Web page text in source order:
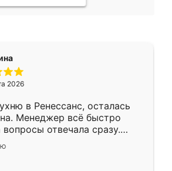
2026
в Ренессанс, осталась
Менеджер всё быстро
вопросы отвечала сразу.
в субботу, подошёл к
Собрали
работали аккуратно, даже